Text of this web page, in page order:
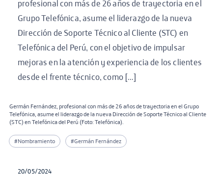
profesional con más de 26 años de trayectoria en el
Grupo Telefónica, asume el liderazgo de la nueva
Dirección de Soporte Técnico al Cliente (STC) en
Telefónica del Perú, con el objetivo de impulsar
mejoras en la atención y experiencia de los clientes
desde el frente técnico, como […]
Germán Fernández, profesional con más de 26 años de trayectoria en el Grupo
Telefónica, asume el liderazgo de la nueva Dirección de Soporte Técnico al Cliente
(STC) en Telefónica del Perú (Foto: Telefónica).
#Nombramiento #Germán Fernández
20/05/2024